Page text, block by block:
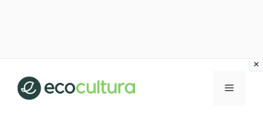
contenuto
MENU